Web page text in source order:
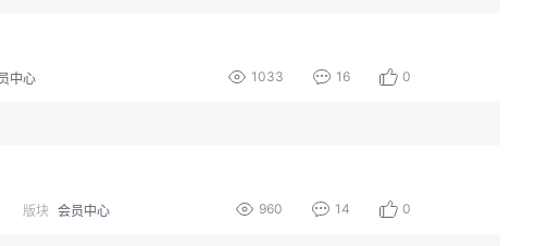
中心 1033 16 0
版块 会员中心 960 14 0